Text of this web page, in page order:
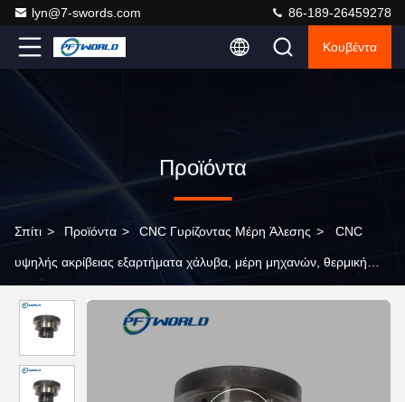
lyn@7-swords.com 86-189-26459278
Κουβέντα
Προϊόντα
Σπίτι > Προϊόντα > CNC Γυρίζοντας Μέρη Άλεσης > CNC
υψηλής ακρίβειας εξαρτήματα χάλυβα, μέρη μηχανών, θερμική